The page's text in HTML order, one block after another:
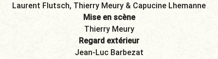
Laurent Flutsch, Thierry Meury & Capucine Lhemanne
Mise en scène
Thierry Meury
Regard extérieur
Jean-Luc Barbezat